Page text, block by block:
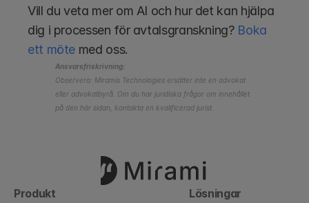
Vill du veta mer om AI och hur det kan hjälpa
dig i processen för avtalsgranskning? Boka
ett möte med oss.
Ansvarsfriskrivning:
Observera: Miramis Technologies ersätter inte en advokat
eller advokatbyrå. Om du har juridiska frågor om innehållet
på den här sidan, kontakta en kvalificerad jurist.
Produkt Lösningar